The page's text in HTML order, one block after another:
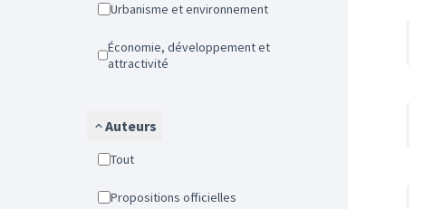
Urbanisme et environnement
Économie, développement et
attractivité
Auteurs
Tout
Propositions officielles